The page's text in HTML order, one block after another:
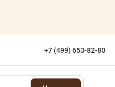
+7 (499) 653-82-80